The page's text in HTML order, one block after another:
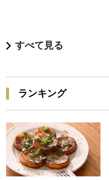
すべて見る
ランキング